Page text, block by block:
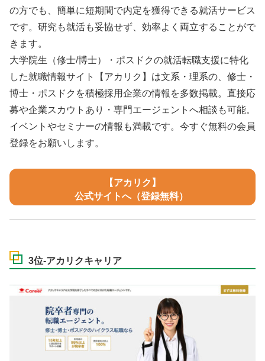
の方でも、簡単に短期間で内定を獲得できる就活サービス
です。研究も就活も妥協せず、効率よく両立することがで
きます。
大学院生（修士/博士）・ポスドクの就活転職支援に特化
した就職情報サイト【アカリク】は文系・理系の、修士・
博士・ポスドクを積極採用企業の情報を多数掲載。直接応
募や企業スカウトあり・専門エージェントへ相談も可能。
イベントやセミナーの情報も満載です。今すぐ無料の会員
登録をお願いします。
【アカリク】
公式サイトへ（登録無料）
3位-アカリクキャリア